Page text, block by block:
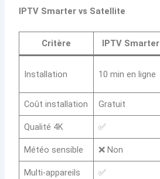
IPTV Smarter vs Satellite
Critère IPTV Smarter
Installation 10 min en ligne
Coût installation Gratuit
Qualité 4K ✅
Météo sensible ❌ Non
Multi-appareils ✅